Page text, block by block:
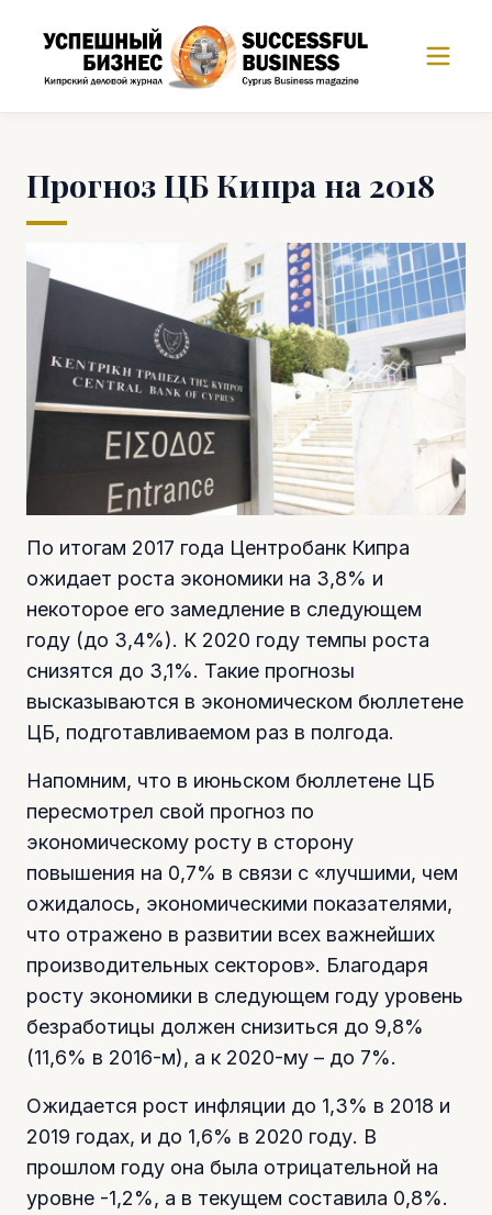
Прогноз ЦБ Кипра на 2018
По итогам 2017 года Центробанк Кипра
ожидает роста экономики на 3,8% и
некоторое его замедление в следующем
году (до 3,4%). К 2020 году темпы роста
снизятся до 3,1%. Такие прогнозы
высказываются в экономическом бюллетене
ЦБ, подготавливаемом раз в полгода.
Напомним, что в июньском бюллетене ЦБ
пересмотрел свой прогноз по
экономическому росту в сторону
повышения на 0,7% в связи с «лучшими, чем
ожидалось, экономическими показателями,
что отражено в развитии всех важнейших
производительных секторов». Благодаря
росту экономики в следующем году уровень
безработицы должен снизиться до 9,8%
(11,6% в 2016-м), а к 2020-му – до 7%.
Ожидается рост инфляции до 1,3% в 2018 и
2019 годах, и до 1,6% в 2020 году. В
прошлом году она была отрицательной на
уровне -1,2%, а в текущем составила 0,8%.